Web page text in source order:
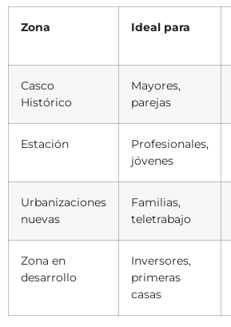
Zona Ideal para
Casco
Histórico
Mayores,
parejas
Estación
Profesionales,
jóvenes
Urbanizaciones
nuevas
Familias,
teletrabajo
Zona en
desarrollo
Inversores,
primeras
casas